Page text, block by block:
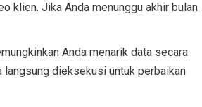
klien. Jika Anda menunggu akhir bulan
Anda menarik data secara
dieksekusi untuk perbaikan